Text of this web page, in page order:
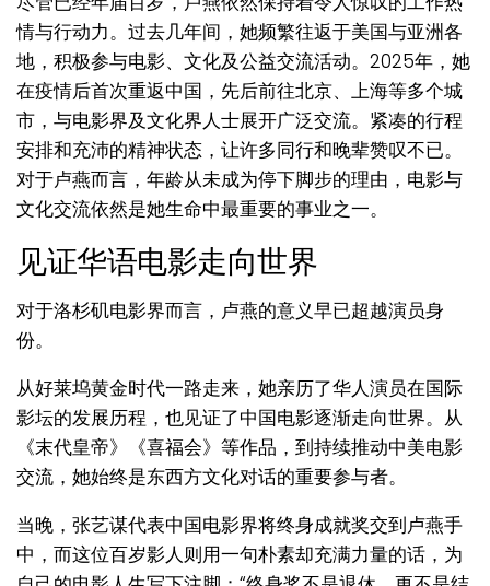
情与行动力。过去几年间，她频繁往返于美国与亚洲各
地，积极参与电影、文化及公益交流活动。2025年，她
在疫情后首次重返中国，先后前往北京、上海等多个城
市，与电影界及文化界人士展开广泛交流。紧凑的行程
安排和充沛的精神状态，让许多同行和晚辈赞叹不已。
对于卢燕而言，年龄从未成为停下脚步的理由，电影与
文化交流依然是她生命中最重要的事业之一。
见证华语电影走向世界
对于洛杉矶电影界而言，卢燕的意义早已超越演员身
份。
从好莱坞黄金时代一路走来，她亲历了华人演员在国际
影坛的发展历程，也见证了中国电影逐渐走向世界。从
《末代皇帝》《喜福会》等作品，到持续推动中美电影
交流，她始终是东西方文化对话的重要参与者。
当晚，张艺谋代表中国电影界将终身成就奖交到卢燕手
中，而这位百岁影人则用一句朴素却充满力量的话，为